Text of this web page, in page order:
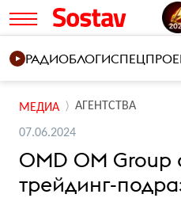
РАДИОБЛОГИ
МЕДИА АГЕНТСТВА
07.06.2024
OMD OM Group
трейдинг-